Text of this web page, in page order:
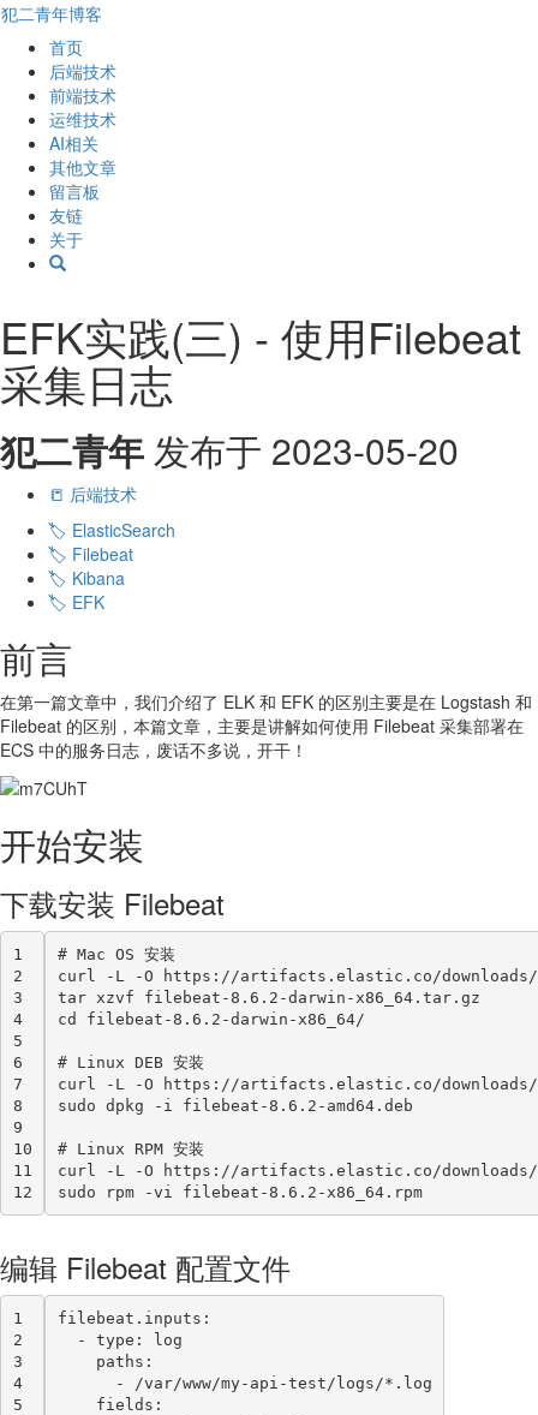
犯二青年博客
首页
后端技术
前端技术
运维技术
AI相关
其他文章
留言板
友链
关于
EFK实践(三) - 使用Filebeat
采集日志
犯二青年发布于 2023-05-20
📒 后端技术
🏷️ ElasticSearch
🏷️ Filebeat
🏷️ Kibana
🏷️ EFK
前言
在第一篇文章中，我们介绍了 ELK 和 EFK 的区别主要是在 Logstash 和
Filebeat 的区别，本篇文章，主要是讲解如何使用 Filebeat 采集部署在
ECS 中的服务日志，废话不多说，开干！
开始安装
下载安装 Filebeat
1
2
3
4
5
6
7
8
9
10
11
12
# Mac OS 安装
curl -L -O https://artifacts.elastic.co/
tar xzvf filebeat-8.6.2-darwin-x86_64.tar.gz
cd filebeat-8.6.2-darwin-x86_64/
# Linux DEB 安装
curl -L -O https://artifacts.elastic.co/downloads/
sudo dpkg -i filebeat-8.6.2-amd64.deb
# Linux RPM 安装
curl -L -O https://artifacts.elastic.co/downloads/
sudo rpm -vi filebeat-8.6.2-x86_64.rpm
编辑 Filebeat 配置文件
1
2
3
4
5
filebeat.inputs:
  - type: log
    paths:
      - /var/www/my-api-test/logs/*.log
    fields: